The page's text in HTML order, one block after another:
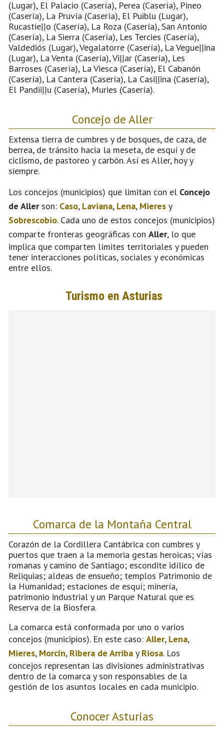
(Lugar), El Palacio (Casería), Perea (Casería), Pineo
(Casería), La Pruvía (Casería), El Puiblu (Lugar),
Rucastieḷḷo (Casería), La Roza (Casería), San Antonio
(Casería), La Sierra (Casería), Les Tercies (Casería),
Valdediós (Lugar), Vegalatorre (Casería), La Vegueḷḷina
(Lugar), La Venta (Casería), Viḷḷar (Casería), Les
Barroses (Casería), La Viesca (Casería), El Cabanón
(Casería), La Cantera (Casería), La Casiḷḷina (Casería),
El Pandiiḷḷu (Casería), Muries (Casería).
Concejo de Aller
Extensa tierra de cumbres y de bosques, de caza, de
berrea, de tránsito hacia la meseta, de esquí y de
ciclismo, de pastoreo y carbón. Así es Aller, hoy y
siempre.
Los concejos (municipios) que limitan con el Concejo
de Allerson: Caso, Laviana, Lena, Mieres y
Sobrescobio. Cada uno de estos concejos (municipios)
comparte fronteras geográficas con Aller, lo que
implica que comparten límites territoriales y pueden
tener interacciones políticas, sociales y económicas
entre ellos.
Comarca de la Montaña Central
Corazón de la Cordillera Cantábrica con cumbres y
puertos que traen a la memoria gestas heroicas; vías
romanas y camino de Santiago; escondite idílico de
Reliquias; aldeas de ensueño; templos Patrimonio de
la Humanidad; estaciones de esquí; minería,
patrimonio industrial y un Parque Natural que es
Reserva de la Biosfera.
La comarca está conformada por uno o varios
concejos (municipios). En este caso: Aller, Lena,
Mieres, Morcín, Ribera de Arriba y Riosa. Los
concejos representan las divisiones administrativas
dentro de la comarca y son responsables de la
gestión de los asuntos locales en cada municipio.
Conocer Asturias